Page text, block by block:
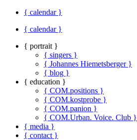
{ calendar }
{ calendar }
{ portrait }
{ singers }
{ Johannes Hiemetsberger }
{ blog }
{ education }
{ COM.positions }
{ COM.kostprobe }
{ COM.panion }
{ COM.Urban. Voice. Club }
{ media }
{ contact }